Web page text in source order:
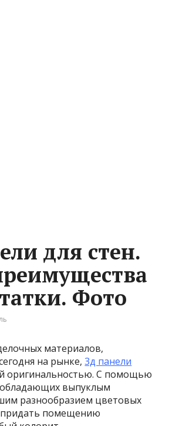
для стен.
Фото
материалов,
на рынке,3д панели
оригинальностью. С помощью
выпуклым
разнообразием цветовых
помещению